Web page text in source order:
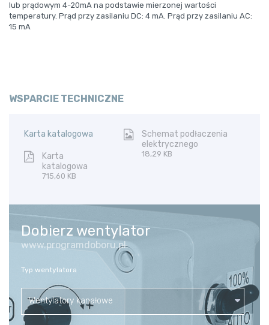
lub prądowym 4-20mA na podstawie mierzonej wartości
temperatury. Prąd przy zasilaniu DC: 4 mA. Prąd przy zasilaniu AC:
15 mA
WSPARCIE TECHNICZNE
Karta katalogowa
Karta
katalogowa
715,60 KB
Schemat podłaczenia
elektrycznego
18,29 KB
Dobierz wentylator
www.programdoboru.pl
Typ wentylatora
Wentylatory kanałowe